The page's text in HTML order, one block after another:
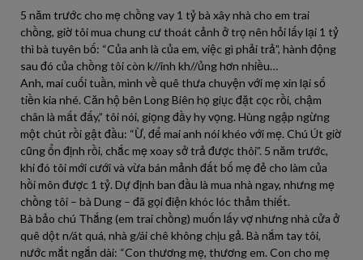
5 năm trước cho mẹ chồng vay 1 tỷ bà xây nhà cho em trai
chồng, giờ tôi mua chung cư thoát cảnh ở trọ nên hỏi lấy lại 1 tỷ
thì bà tuyên bố: “Của anh là của em, việc gì phải trả”, hành động
sau đó của chồng tôi còn k//inh kh//ủng hơn nhiều…
Anh, mai cuối tuần, mình về quê thưa chuyện với mẹ xin lại số
tiền kia nhé. Căn hộ bên Long Biên họ giục đặt cọc rồi, chậm
chân là mất đấy,” tôi nói, giọng đầy hy vọng. Hùng ngập ngừng
một chút rồi gật đầu: “Ừ, để mai anh nói khéo với mẹ. Chú Út giờ
cũng ổn định rồi, chắc mẹ xoay sở trả được thôi”. 5 năm trước,
khi đó tôi mới cưới và vừa bán mảnh đất bố mẹ đẻ cho làm của
hồi môn được 1 tỷ. Dự định ban đầu là mua nhà ngay, nhưng mẹ
chồng tôi – bà Dung – đã gọi điện khóc lóc thảm thiết.
Bà bảo chú Thắng (em trai chồng) muốn lấy vợ nhưng nhà cửa ở
quê dột n/át quá, nhà g/ái chê không chịu gả. Bà nắm tay tôi,
nước mắt ngắn dài: “Con thương mẹ, thương em. Con cho mẹ